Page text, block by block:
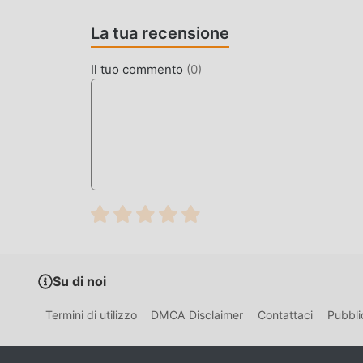
MOD. UNICA
stesso
SCARICA ORA
Basta fare clic sul pulsante di download per
gratuita Latin Empire 2027 4.1.9 nel
La tua recensione
Il tuo commento (0)
Su di noi
Termini di utilizzo DMCA Disclaimer Contattaci